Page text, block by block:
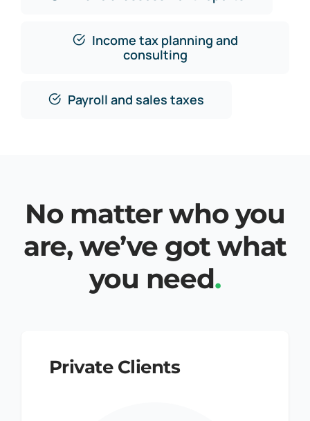
Income tax planning and
consulting
Payroll and sales taxes
No matter who you
are, we’ve got what
you need.
Private Clients